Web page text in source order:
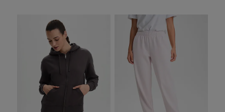
Valitse 2, maksa 44,99€ Valitse 2, maksa 44,99€